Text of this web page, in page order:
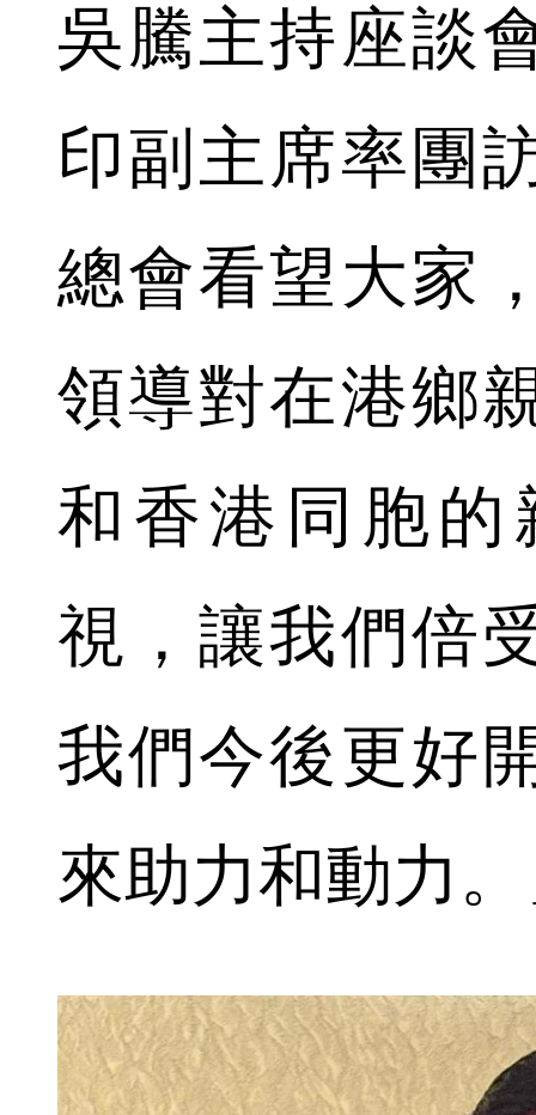
吳騰主持座談
印副主席率團
總會看望大家
領導對在港鄉
和香港同胞的
視，讓我們倍
我們今後更好
來助力和動力